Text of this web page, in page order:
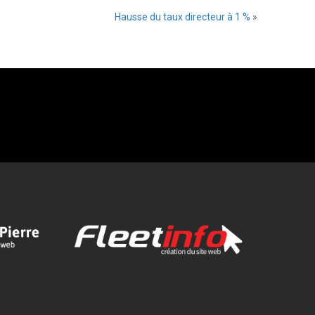
Hausse du taux directeur à 1 % »